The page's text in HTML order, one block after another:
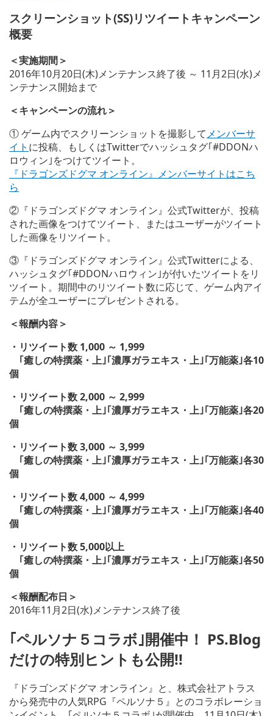
スクリーンショット(SS)リツイートキャンペーン
概要
＜実施期間＞
2016年10月20日(木)メンテナンス終了後 ～ 11月2日(水)メ
ンテナンス開始まで
＜キャンペーンの流れ＞
① ゲーム内でスクリーンショットを撮影してメンバーサ
イト に投稿、もしくはTwitterでハッシュタグ｢#DDONハ
ロウィン｣をつけてツイート。
『ドラゴンズドグマ オンライン』メンバーサイトはこち
ら
②『ドラゴンズドグマ オンライン』公式Twitterが、投稿
された画像をつけてツイート、またはユーザーがツイート
した画像をリツイート。
③『ドラゴンズドグマ オンライン』公式Twitterによる、
ハッシュタグ｢#DDONハロウィン｣が付いたツイートをリ
ツイート。期間中のリツイート数に応じて、ゲーム内アイ
テムが全ユーザーにプレゼントされる。
＜報酬内容＞
・リツイート数 1,000 ～ 1,999
｢癒しの特撰薬・上｣｢濃厚ガラエキス・上｣｢万能薬｣各10
個
・リツイート数 2,000 ～ 2,999
｢癒しの特撰薬・上｣｢濃厚ガラエキス・上｣｢万能薬｣各20
個
・リツイート数 3,000 ～ 3,999
｢癒しの特撰薬・上｣｢濃厚ガラエキス・上｣｢万能薬｣各30
個
・リツイート数 4,000 ～ 4,999
｢癒しの特撰薬・上｣｢濃厚ガラエキス・上｣｢万能薬｣各40
個
・リツイート数 5,000以上
｢癒しの特撰薬・上｣｢濃厚ガラエキス・上｣｢万能薬｣各50
個
＜報酬配布日＞
2016年11月2日(水)メンテナンス終了後
｢ペルソナ５コラボ｣開催中！ PS.Blog
だけの特別ヒントも公開!!
『ドラゴンズドグマ オンライン』と、株式会社アトラス
から発売中の人気RPG『ペルソナ５』とのコラボレーショ